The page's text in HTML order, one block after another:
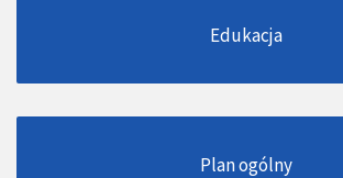
Edukacja
Plan ogólny